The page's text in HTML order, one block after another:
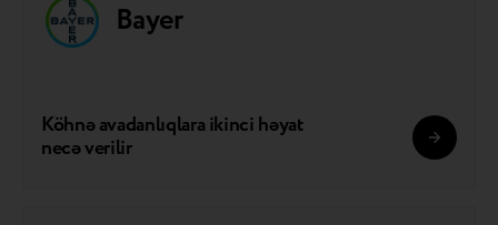
Bayer
Köhnə avadanlıqlara ikinci həyat
necə verilir